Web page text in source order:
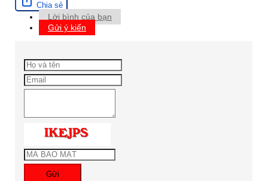
Chia sẻ
Lời bình của bạn
Gửi ý kiến
Gửi